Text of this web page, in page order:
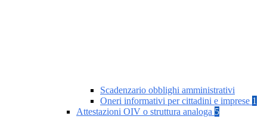
Scadenzario obblighi amministrativi
Oneri informativi per cittadini e imprese 1
Attestazioni OIV o struttura analoga 5